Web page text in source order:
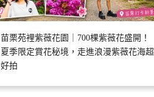
苗栗苑裡紫薇花園｜700棵紫薇花盛開！
夏季限定賞花秘境，走進浪漫紫薇花海超
好拍